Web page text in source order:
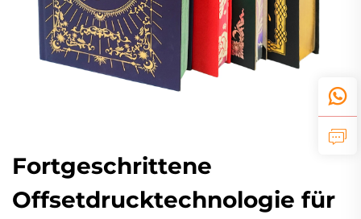
Fortgeschrittene
Offsetdrucktechnologie für